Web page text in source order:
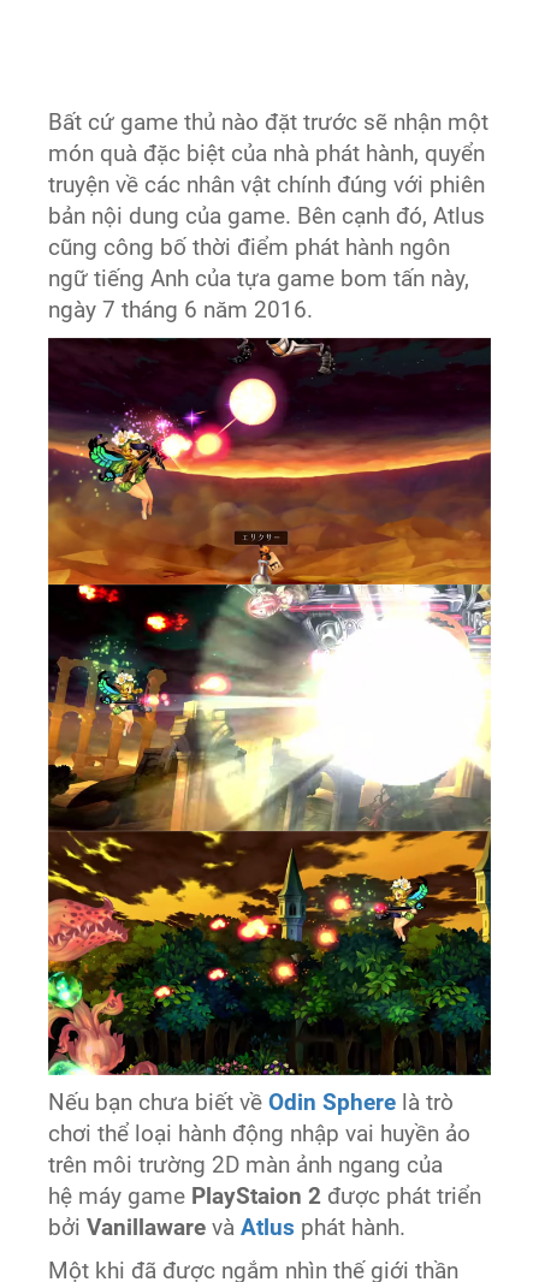
Bất cứ game thủ nào đặt trước sẽ nhận một
món quà đặc biệt của nhà phát hành, quyển
truyện về các nhân vật chính đúng với phiên
bản nội dung của game. Bên cạnh đó, Atlus
cũng công bố thời điểm phát hành ngôn
ngữ tiếng Anh của tựa game bom tấn này,
ngày 7 tháng 6 năm 2016.
Nếu bạn chưa biết vềOdin Sphere là trò
chơi thể loại hành động nhập vai huyền ảo
trên môi trường 2D màn ảnh ngang của
hệ máy game PlayStaion 2 được phát triển
bởiVanillaware vàAtlus phát hành.
Một khi đã được ngắm nhìn thế giới thần